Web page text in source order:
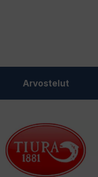
Arvostelut